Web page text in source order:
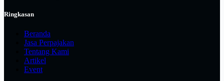
Ringkasan
Beranda
Jasa Perpajakan
Tentang Kami
Artikel
Event